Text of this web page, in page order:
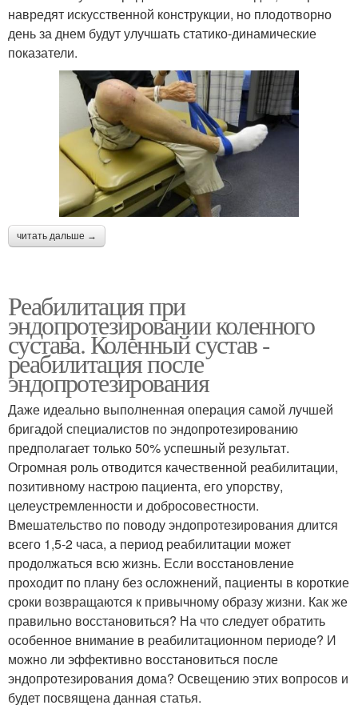
навредят искусственной конструкции, но плодотворно
день за днем будут улучшать статико-динамические
показатели.
читать дальше →
Реабилитация при
эндопротезировании коленного
сустава. Коленный сустав -
реабилитация после
эндопротезирования
Даже идеально выполненная операция самой лучшей
бригадой специалистов по эндопротезированию
предполагает только 50% успешный результат.
Огромная роль отводится качественной реабилитации,
позитивному настрою пациента, его упорству,
целеустремленности и добросовестности.
Вмешательство по поводу эндопротезирования длится
всего 1,5-2 часа, а период реабилитации может
продолжаться всю жизнь. Если восстановление
проходит по плану без осложнений, пациенты в короткие
сроки возвращаются к привычному образу жизни. Как же
правильно восстановиться? На что следует обратить
особенное внимание в реабилитационном периоде? И
можно ли эффективно восстановиться после
эндопротезирования дома? Освещению этих вопросов и
будет посвящена данная статья.